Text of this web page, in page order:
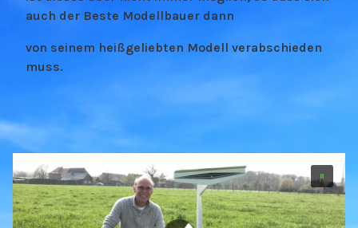
auch der Beste Modellbauer dann
von seinem heißgeliebten Modell verabschieden
muss.